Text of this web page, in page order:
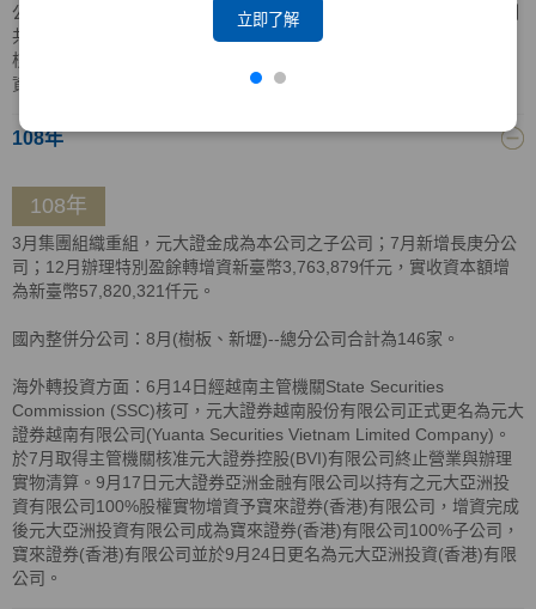
立即了解
公司分別持有元大證券越南有限公司股權90.16%及9.84%，持股比例
共計100%；11月4日，元大亞洲投資有限公司取得BVI當地主管機關
核准清算證明，以實物解散清算方式，將資產分配返還予元大亞洲投
資(香港)有限公司。
108年
108年
3月集團組織重組，元大證金成為本公司之子公司；7月新增長庚分公
司；12月辦理特別盈餘轉增資新臺幣3,763,879仟元，實收資本額增
為新臺幣57,820,321仟元。
國內整併分公司：8月(樹板、新壢)--總分公司合計為146家。
海外轉投資方面：6月14日經越南主管機關State Securities
Commission (SSC)核可，元大證券越南股份有限公司正式更名為元大
證券越南有限公司(Yuanta Securities Vietnam Limited Company)。
於7月取得主管機關核准元大證券控股(BVI)有限公司終止營業與辦理
實物清算。9月17日元大證券亞洲金融有限公司以持有之元大亞洲投
資有限公司100%股權實物增資予寶來證券(香港)有限公司，增資完成
後元大亞洲投資有限公司成為寶來證券(香港)有限公司100%子公司，
寶來證券(香港)有限公司並於9月24日更名為元大亞洲投資(香港)有限
公司。